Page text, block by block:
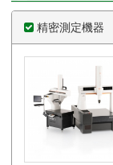
精密測定機器